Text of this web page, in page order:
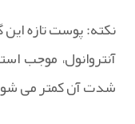
نکته: پوست تازه این
آنتروانول، موجب
شدت آن کمتر می